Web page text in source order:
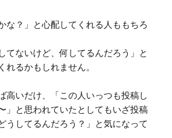
な？」と心配してくれる人ももちろ
てないけど、何してるんだろう」と
れるかもしれません。
高いだけ、「この人いっつも投稿し
」と思われていたとしてもいざ投稿
うしてるんだろう？」と気になって